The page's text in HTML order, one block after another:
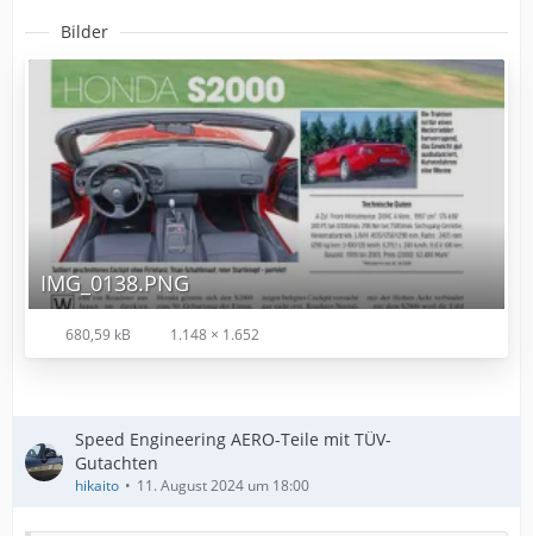
Bilder
IMG_0138.PNG
680,59 kB 1.148 × 1.652
Speed Engineering AERO-Teile mit TÜV-
Gutachten
hikaito 11. August 2024 um 18:00